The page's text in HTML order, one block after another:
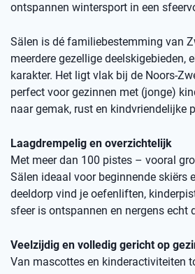
ontspannen wintersport in een
Sälen is dé familiebestemming van
meerdere gezellige deelskigebieden,
karakter. Het ligt vlak bij de Noors-
perfect voor gezinnen met (jonge)
naar gemak, rust en kindvriendelijke
Laagdrempelig en overzichtelijk
Met meer dan 100 pistes – vooral
Sälen ideaal voor beginnende skiërs
deeldorp vind je oefenliften,
sfeer is ontspannen en nergens echt
Veelzijdig en volledig gericht op
Van mascottes en kinderactiviteiten